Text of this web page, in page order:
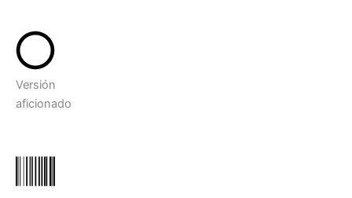
Versión
aficionado